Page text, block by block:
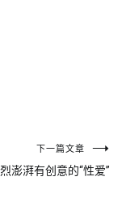
下一篇文章
澎湃有创意的“性爱”